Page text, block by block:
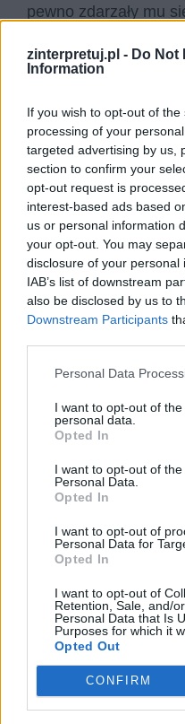
zinterpretuj.pl - Do Not
Information
If you wish to opt-out of
processing of your
targeted advertising by us,
section to confirm your
opt-out request is
interest-based ads based
us or personal information
your opt-out. You may
disclosure of your
IAB’s list of downstream
also be disclosed by us to
Downstream Participants
Personal Data
I want to opt-out of
personal data.
Opted In
I want to opt-out of
Personal Data.
Opted In
I want to opt-out of
Personal Data for
Opted In
I want to opt-out of
Retention, Sale, and/
Personal Data that Is
Purposes for which it
Opted Out
CONFIRM
pewno zdarzały mu
grecki). Stworzenie
chociaż przeklęty
namiętnościami,
dziełach.
iDon Juan.
Bajronizm w
Moda na
bohatera o wyżej